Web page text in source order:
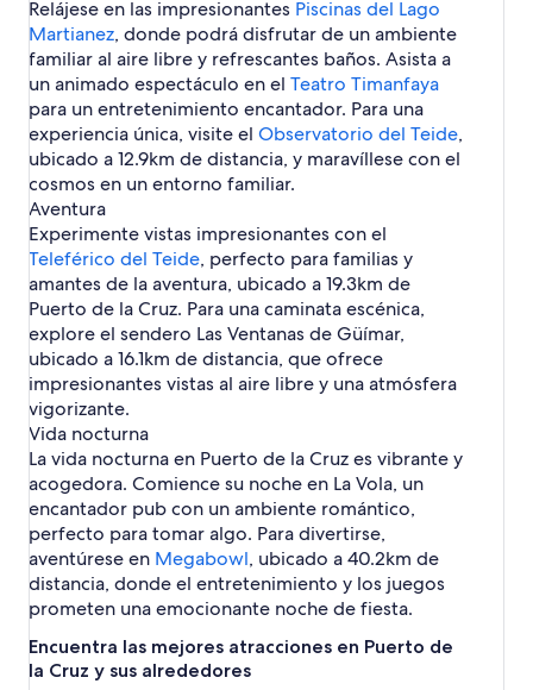
r
u
z
u
zu
z
z
o
M
a
r
t
i
á
n
e
z
u
z
e
l
a
C
r
u
z
t
o
d
e
l
a
C
r
u
z
d
e
l
a
C
r
u
z
u
e
r
t
o
d
e
l
a
C
r
u
z
r
t
o
d
e
l
a
C
r
u
z
P
u
e
r
t
o
d
e
l
a
C
r
u
z
d
e
l
a
C
r
u
z
t
a
u
r
a
n
t
e
e
n
P
u
e
r
t
o
d
e
l
a
C
r
u
z
a
m
i
l
i
a
s
e
n
P
u
e
r
t
o
d
e
l
a
C
r
u
z
Relájese en las impresionantes Piscinas del Lago
Martianez, donde podrá disfrutar de un ambiente
familiar al aire libre y refrescantes baños. Asista a
un animado espectáculo en el Teatro Timanfaya
para un entretenimiento encantador. Para una
experiencia única, visite el Observatorio del Teide,
ubicado a 12.9km de distancia, y maravíllese con el
cosmos en un entorno familiar.
Aventura
Experimente vistas impresionantes con el
Teleférico del Teide, perfecto para familias y
amantes de la aventura, ubicado a 19.3km de
Puerto de la Cruz. Para una caminata escénica,
explore el sendero Las Ventanas de Güímar,
ubicado a 16.1km de distancia, que ofrece
impresionantes vistas al aire libre y una atmósfera
vigorizante.
Vida nocturna
La vida nocturna en Puerto de la Cruz es vibrante y
acogedora. Comience su noche en La Vola, un
encantador pub con un ambiente romántico,
perfecto para tomar algo. Para divertirse,
aventúrese en Megabowl, ubicado a 40.2km de
distancia, donde el entretenimiento y los juegos
prometen una emocionante noche de fiesta.
Encuentra las mejores atracciones en Puerto de
la Cruz y sus alrededores